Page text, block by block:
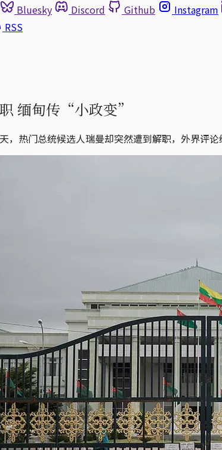
Bluesky Discord Github Instagram
RSS
缅甸传“小政变”
，热门总统候选人瑞曼却突然遭到解职，外界评